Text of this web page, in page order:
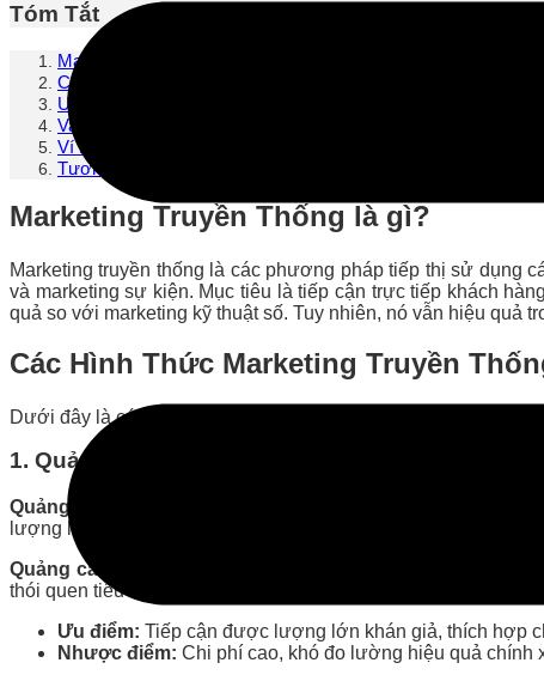
Tóm Tắt
Marketing Truyền Thống là gì?
Các Hình Thức Marketing Truyền Thống Phổ Biến
Ưu Điểm Và Hạn Chế Của Marketing Truyền Thống
Vai Trò của Marketing Truyền Thống trong Thời Đại Kỹ Thuật
Ví Dụ Thành Công trong Marketing Truyền Thống
Tương Lai của Marketing Truyền Thống
Marketing Truyền Thống là gì?
Marketing truyền thống là các phương pháp tiếp thị sử dụng
và marketing sự kiện. Mục tiêu là tiếp cận trực tiếp khách
quả so với marketing kỹ thuật số. Tuy nhiên, nó vẫn hiệu quả
Các Hình Thức Marketing Truyền
Dưới đây là các hình thức Marketing truyền thống phổ biến,
1. Quảng cáo trên truyền hình và radio
Quảng cáo truyền hình:
Đây là hình thức quảng cáo thông
lượng lớn khán giả trong một khoảng thời gian ngắn, đặc biệt
Quảng cáo trên radio:
Tương tự như quảng cáo truyền
thói quen tiêu dùng. Quảng cáo radio thường có chi phí thấp
Ưu điểm: Tiếp cận được lượng lớn khán giả, thích hợp
Nhược điểm: Chi phí cao, khó đo lường hiệu quả chính